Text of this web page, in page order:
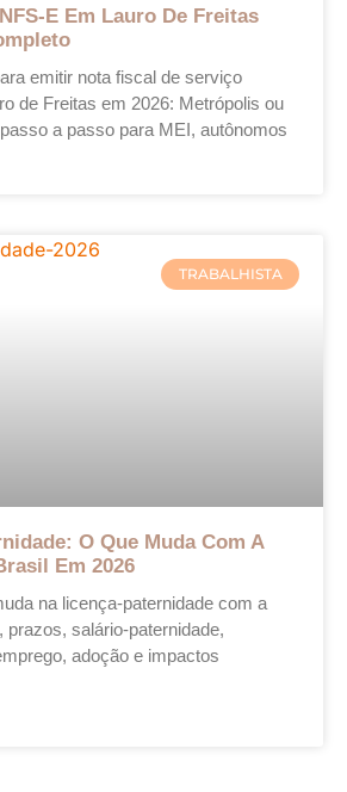
E Em Lauro De Freitas
emitir nota fiscal de serviço
de Freitas em 2026: Metrópolis ou
a passo para MEI, autônomos
TRABALHISTA
O Que Muda Com A
Em 2026
na licença-paternidade com a
prazos, salário-paternidade,
adoção e impactos